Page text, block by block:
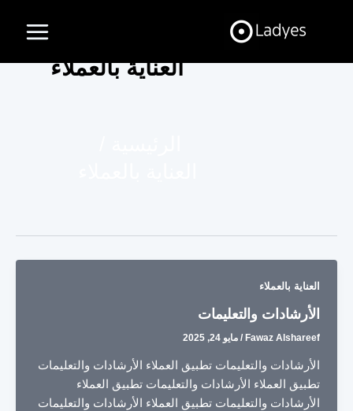
Menu
العناية بالعملاء
العناية بالعملاء
الأرشادات والتعليمات
Fawaz Alshareef
/ مايو 24, 2025
الأرشادات والتعليمات تطبيق العملاء الأرشادات والتعليمات
تطبيق العملاء الأرشادات والتعليمات تطبيق العملاء
الأرشادات والتعليمات تطبيق العملاء الأرشادات والتعليمات